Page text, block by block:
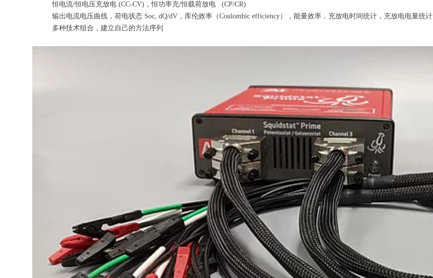
恒电流/恒电压充放电 (CC-CV)，恒功率充/恒载荷放电 (CP/CR)
输出电流电压曲线，荷电状态 Soc, dQ/dV，库伦效率（Coulombic efficiency），能量效率，充放电时间统计，充放电电量统计
多种技术组合，建立自己的方法序列